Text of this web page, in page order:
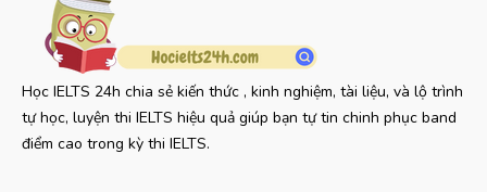
Học IELTS 24h chia sẻ kiến thức , kinh nghiệm, tài liệu, và lộ trình
tự học, luyện thi IELTS hiệu quả giúp bạn tự tin chinh phục band
điểm cao trong kỳ thi IELTS.